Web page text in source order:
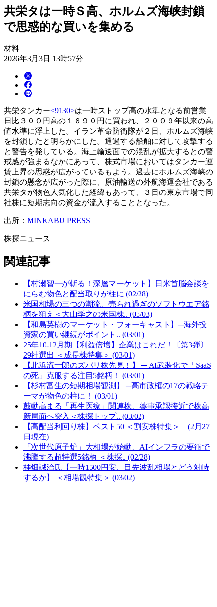
共栄タは一時Ｓ高、ホルムズ海峡封鎖
で思惑的な買いを集める
材料
2026年3月3日 13時57分
共栄タンカー<9130>は一時ストップ高の水準となる前営業
日比３００円高の１６９０円に買われ、２００９年以来の高
値水準に浮上した。イラン革命防衛隊が２日、ホルムズ海峡
を封鎖したと明らかにした。通過する船舶に対して攻撃する
と警告を発している。海上輸送面での混乱が拡大するとの警
戒感が強まるなかにあって、株式市場においてはタンカー運
賃上昇の思惑が広がっているもよう。過去にホルムズ海峡の
封鎖の懸念が広がった際に、原油輸送の外航海運会社である
共栄タが物色人気化した経緯もあって、３日の東京市場で同
社株に短期志向の資金が流入することとなった。
出所： MINKABU PRESS
株探ニュース
関連記事
【村瀬智一が斬る！深層マーケット】日米首脳会談を
にらむ物色と配当取りが柱に (02/28)
米国相場の三つの潮流、売られ過ぎのソフトウエア銘
柄を狙え＜大山季之の米国株.. (03/03)
【和島英樹のマーケット・フォーキャスト】─海外投
資家の買い継続がポイント.. (03/01)
25年10-12月期【利益倍増】企業はこれだ！〔第3弾〕
29社選出 ＜成長株特集＞ (03/01)
【北浜流一郎のズバリ株先見！】 ─ AI武装化で「SaaS
の死」克服する注目5銘柄！ (03/01)
【杉村富生の短期相場観測】 ─高市政権の17の戦略テ
ーマが物色の柱に！ (03/01)
鼓動高まる「再生医療」関連株、薬事承認接近で株高
新局面へ突入＜株探トップ.. (03/02)
【高配当利回り株】ベスト50 ＜割安株特集＞ (2月27
日現在)
「次世代原子炉」大相場が始動、AIインフラの要衝で
沸騰する超特選5銘柄 ＜株探.. (02/28)
桂畑誠治氏【一時1500円安、目先波乱相場とどう対峙
するか】 ＜相場観特集＞ (03/02)